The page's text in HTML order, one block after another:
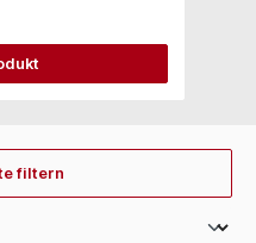
filtern